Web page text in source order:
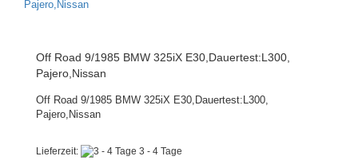
Off Road 9/1985 BMW 325iX E30,Dauertest:L300,
Pajero,Nissan
Off Road 9/1985 BMW 325iX E30,Dauertest:L300,
Pajero,Nissan
Lieferzeit: 3 - 4 Tage